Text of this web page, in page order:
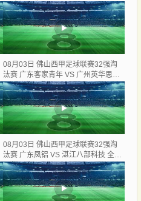
源 全场录像
08月03日 佛山西甲足球联赛32强淘
汰赛 广东客家青年 VS 广州英华思力
U17 全场录像
08月03日 佛山西甲足球联赛32强淘
汰赛 广东凤铝 VS 湛江八部科技 全场
录像